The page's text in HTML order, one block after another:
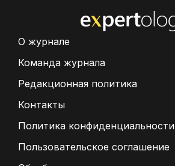
О журнале
Команда журнала
Редакционная политика
Контакты
Политика конфиденциальности
Пользовательское соглашение